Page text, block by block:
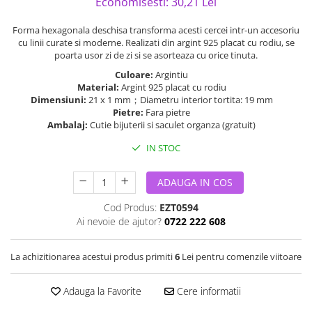
Forma hexagonala deschisa transforma acesti cercei intr-un accesoriu
cu linii curate si moderne. Realizati din argint 925 placat cu rodiu, se
poarta usor zi de zi si se asorteaza cu orice tinuta.
Culoare: Argintiu
Material: Argint 925 placat cu rodiu
Dimensiuni: 21 x 1 mm；Diametru interior tortita: 19 mm
Pietre: Fara pietre
Ambalaj: Cutie bijuterii si saculet organza (gratuit)
IN STOC
ADAUGA IN COS
Cod Produs: EZT0594
Ai nevoie de ajutor? 0722 222 608
La achizitionarea acestui produs primiti6 Lei pentru comenzile viitoare
Adauga la Favorite Cere informatii